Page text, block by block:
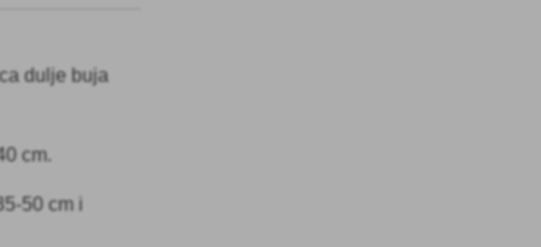
dulje buja
cm.
50 cm i